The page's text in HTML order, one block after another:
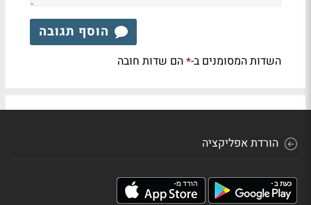
הוסף תגובה
השדות המסומנים ב-*הם שדות חובה
הורדת אפליקציה